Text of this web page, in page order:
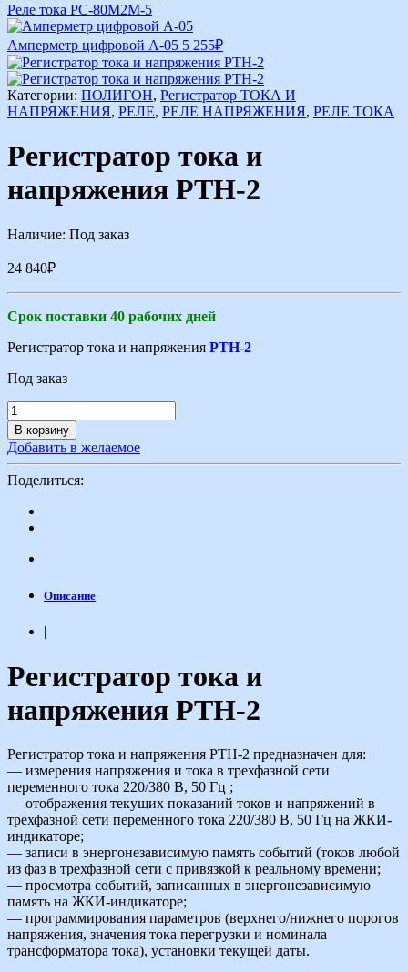
Реле тока РС-80М2М-5
Амперметр цифровой А-05 5 255₽
Категории: ПОЛИГОН, Регистратор ТОКА И
НАПРЯЖЕНИЯ, РЕЛЕ, РЕЛЕ НАПРЯЖЕНИЯ, РЕЛЕ ТОКА
Регистратор тока и
напряжения РТН-2
Наличие: Под заказ
24 840₽
Срок поставки 40 рабочих дней
Регистратор тока и напряжения РТН-2
Под заказ
В корзину
Добавить в желаемое
Поделиться:
Описание
|
Регистратор тока и
напряжения РТН-2
Регистратор тока и напряжения РТН-2 предназначен для:
— измерения напряжения и тока в трехфазной сети
переменного тока 220/380 В, 50 Гц ;
— отображения текущих показаний токов и напряжений в
трехфазной сети переменного тока 220/380 В, 50 Гц на ЖКИ-
индикаторе;
— записи в энергонезависимую память событий (токов любой
из фаз в трехфазной сети с привязкой к реальному времени;
— просмотра событий, записанных в энергонезависимую
память на ЖКИ-индикаторе;
— программирования параметров (верхнего/нижнего порогов
напряжения, значения тока перегрузки и номинала
трансформатора тока), установки текущей даты.